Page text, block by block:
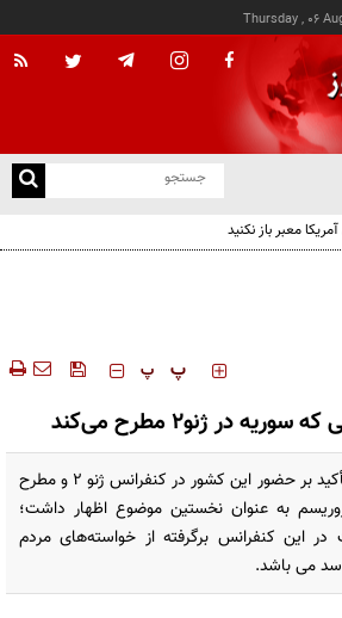
Thursday , 06
معبر باز نکنید
‍‍‍ پ پ
در ژنو2 مطرح می‌کند
وزیر امور خارجه سوریه با تأکید بر حضور این کشور در کنفرانس ژنو 2 و مطرح
به عنوان نخستین موضوع اظهار داشت؛
این کنفرانس برگرفته از خواسته‌های مردم
می باشد.